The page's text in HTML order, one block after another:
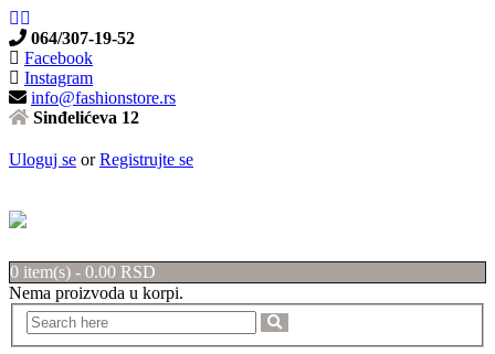
064/307-19-52
Facebook
Instagram
info@fashionstore.rs
Sinđelićeva 12
Uloguj se orRegistrujte se
0 item(s) - 0.00 RSD
Nema proizvoda u korpi.